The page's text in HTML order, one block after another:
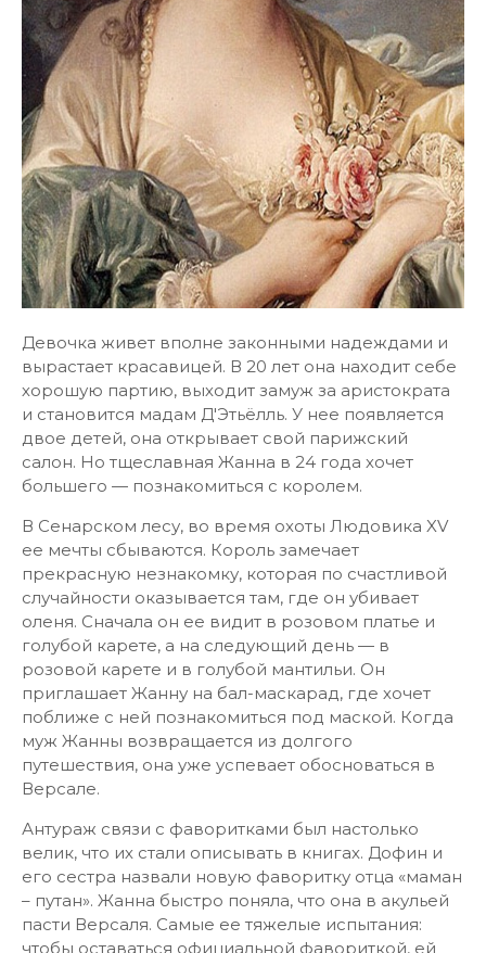
Девочка живет вполне законными надеждами и
вырастает красавицей. В 20 лет она находит себе
хорошую партию, выходит замуж за аристократа
и становится мадам Д'Этьёлль. У нее появляется
двое детей, она открывает свой парижский
салон. Но тщеславная Жанна в 24 года хочет
большего — познакомиться с королем.
В Сенарском лесу, во время охоты Людовика XV
ее мечты сбываются. Король замечает
прекрасную незнакомку, которая по счастливой
случайности оказывается там, где он убивает
оленя. Сначала он ее видит в розовом платье и
голубой карете, а на следующий день — в
розовой карете и в голубой мантильи. Он
приглашает Жанну на бал-маскарад, где хочет
поближе с ней познакомиться под маской. Когда
муж Жанны возвращается из долгого
путешествия, она уже успевает обосноваться в
Версале.
Антураж связи с фаворитками был настолько
велик, что их стали описывать в книгах. Дофин и
его сестра назвали новую фаворитку отца «маман
– путан». Жанна быстро поняла, что она в акульей
пасти Версаля. Самые ее тяжелые испытания:
чтобы оставаться официальной фавориткой, ей